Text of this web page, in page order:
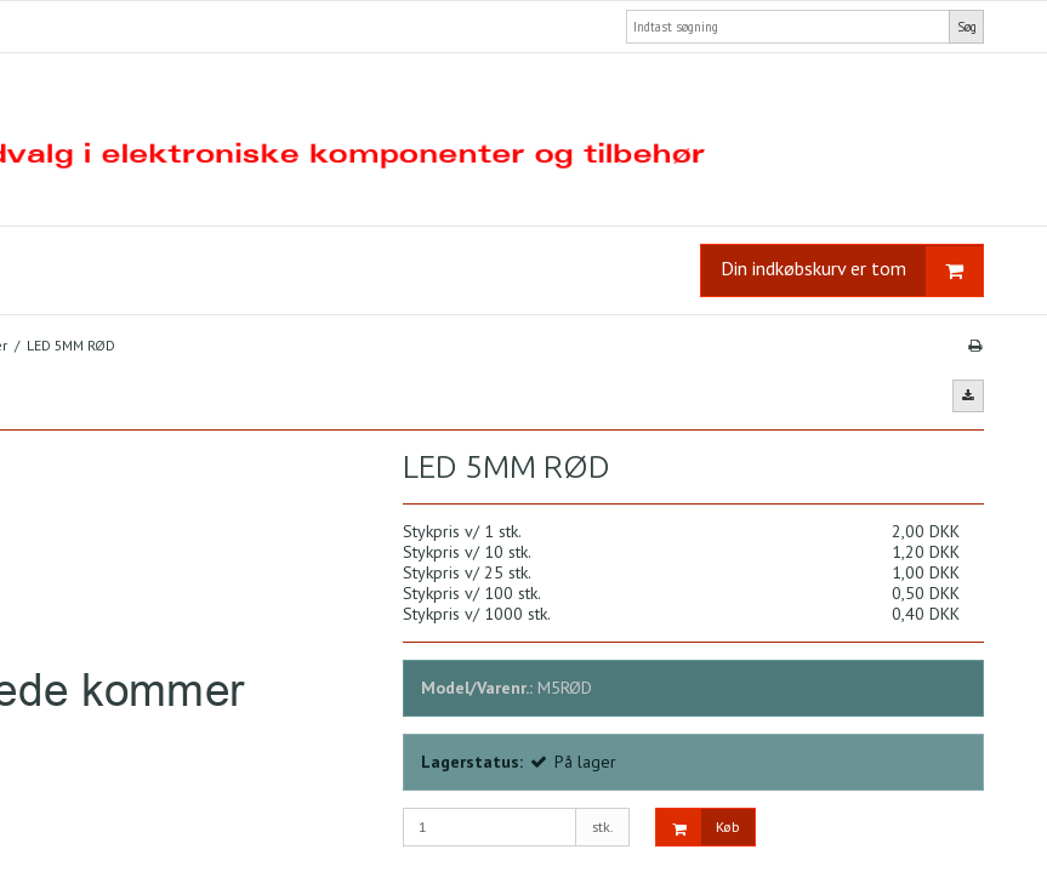
Søg
Din indkøbskurv er tom
/ LED 5MM RØD
LED 5MM RØD
Stykpris v/ 1 stk.
2,00 DKK
Stykpris v/ 10 stk.
1,20 DKK
Stykpris v/ 25 stk.
1,00 DKK
Stykpris v/ 100 stk.
0,50 DKK
Stykpris v/ 1000 stk.
0,40 DKK
Model/Varenr.: M5RØD
Lagerstatus: På lager
stk. Køb